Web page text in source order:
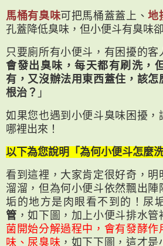
馬桶有臭味可把馬桶蓋蓋上、地
孔蓋降低臭味，但小便斗有臭味
只要廁所有小便斗，有困擾的客
會發出臭味，每天都有刷洗，
有，又沒辦法用東西蓋住，該怎
根治？ 」
如果您也遇到小便斗臭味困擾，
哪裡出來！
以下為您說明「為何小便斗怎麼
看到這裡，大家肯定很好奇，明
溜溜，但為何小便斗依然飄出陣
垢的地方是肉眼看不到的！尿
管 ，如下圖，加上小便斗排水管
菌開始分解過程中，會有發酵
味、尿臭味 ，如下下圖，這才